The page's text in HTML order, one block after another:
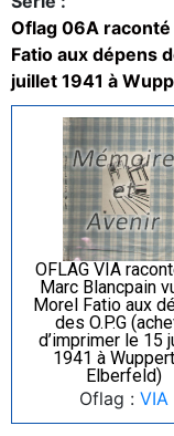
Oflag 06A
Fatio aux dépens
juillet 1941 à
OFLAG VIA
Marc Blancpain
Morel Fatio aux
des O.P.G
d’imprimer le 15
1941 à
Elberfeld)
Oflag : VIA